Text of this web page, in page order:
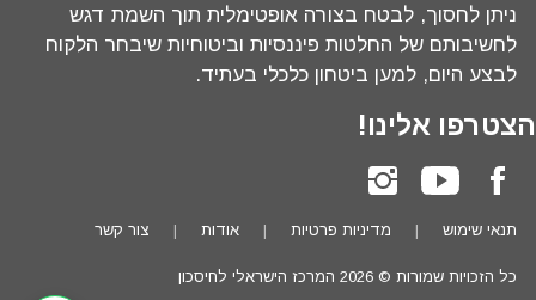
ניתן לחסוך, לבטח בצורה אופטימלית תוך השמת דגש
לחשיבותם של החלטות פיננסיות וביטוחיות שיבחר הלקוח
לבצע היום, למען ביטחון כלכלי בעתיד.
הצטרפו אלינו!
תנאי שימוש מדיניות פרטיות אודות צור קשר
כל הזכויות שמורות © 2026 המרכז הישראלי לחיסכון